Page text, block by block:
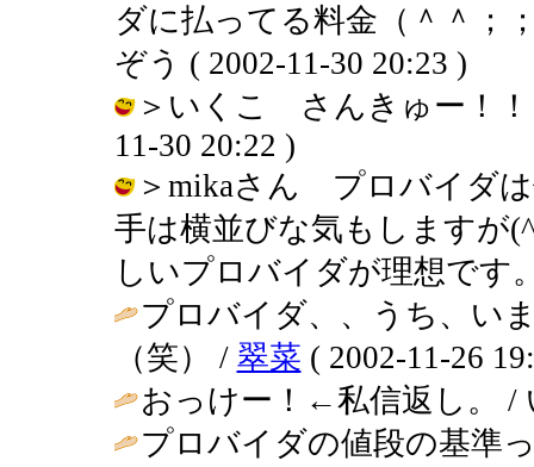
ダに払ってる料金（＾＾；
ぞう ( 2002-11-30 20:23 )
＞いくこ さんきゅー！
11-30 20:22 )
＞mikaさん プロバイダは
手は横並びな気もしますが
しいプロバイダが理想です
プロバイダ、、うち、い
（笑） / 翠菜 ( 2002-11-26
おっけー！←私信返し。 /
プロバイダの値段の基準